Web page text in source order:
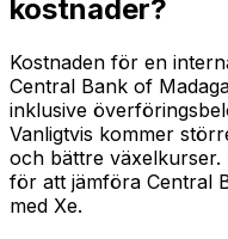
kostnader?
Kostnaden för en
Central Bank of
inklusive
Vanligtvis kommer
och bättre
för att jämföra Central
med Xe.